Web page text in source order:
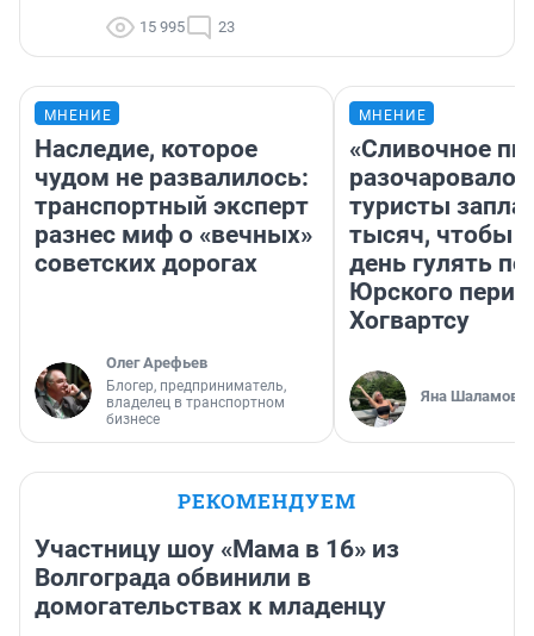
15 995 23
МНЕНИЕ
Наследие, которое
чудом не развалилось:
транспортный эксперт
разнес миф о «вечных»
советских дорогах
Олег Арефьев
Блогер, предприниматель,
владелец в транспортном
бизнесе
МНЕНИЕ
«Сливочное
разочаровало»:
туристы
тысяч, чтобы
день гулять по
Юрского
Хогвартсу
Яна Шаламова
РЕКОМЕНДУЕМ
Участницу шоу «Мама в 16» из
Волгограда обвинили в
домогательствах к младенцу